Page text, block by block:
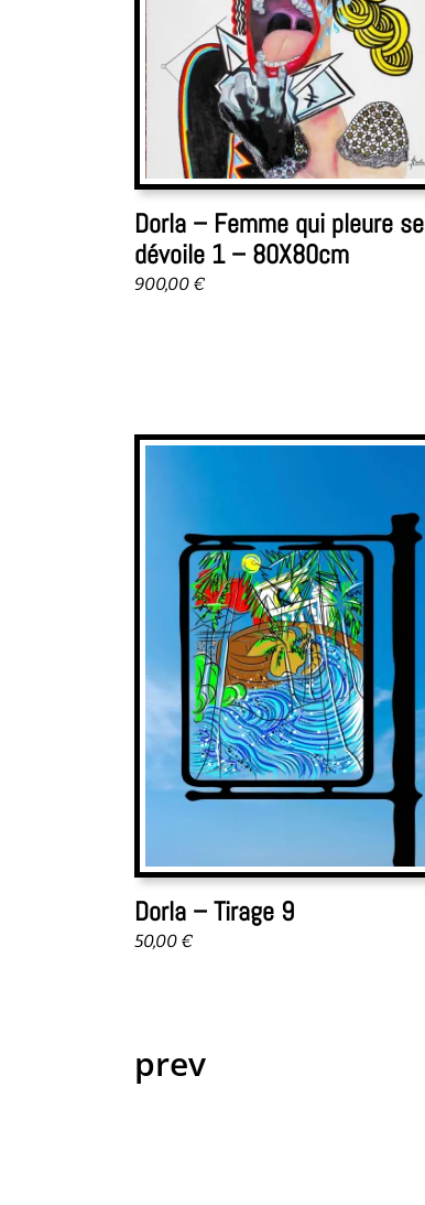
Dorla – Femme qui pleure se
dévoile 1 – 80X80cm
900,00 €
Dorla – Tirage 9
50,00 €